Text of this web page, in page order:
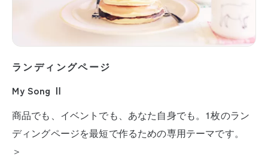
ランディングページ
My Song Ⅱ
商品でも、イベントでも、あなた自身でも。1枚のラン
ディングページを最短で作るための専用テーマです。
＞